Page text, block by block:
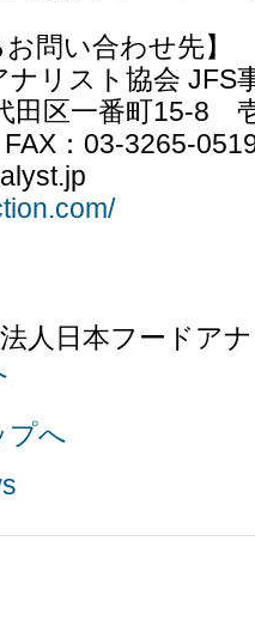
問い合わせ先】
ナリスト協会 JFS
田区一番町15-8
：03-3265-
人日本フードア
プへ